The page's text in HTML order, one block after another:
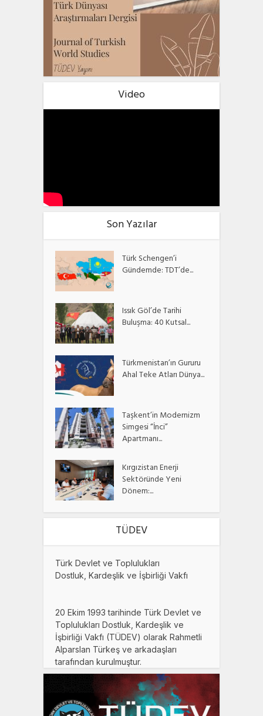
Video
Son Yazılar
Türk Schengen’i
Gündemde: TDT’de...
Issık Göl’de Tarihi
Buluşma: 40 Kutsal...
Türkmenistan’ın Gururu
Ahal Teke Atları Dünya...
Taşkent’in Modernizm
Simgesi “İnci”
Apartmanı...
Kırgızistan Enerji
Sektöründe Yeni
Dönem:...
TÜDEV
Türk Devlet ve Toplulukları
Dostluk, Kardeşlik ve İşbirliği Vakfı
20 Ekim 1993 tarihinde Türk Devlet ve
Toplulukları Dostluk, Kardeşlik ve
İşbirliği Vakfı (TÜDEV) olarak Rahmetli
Alparslan Türkeş ve arkadaşları
tarafından kurulmuştur.